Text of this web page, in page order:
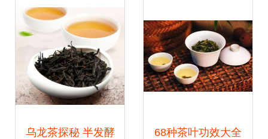
乌龙茶探秘 半发酵 68种茶叶功效大全